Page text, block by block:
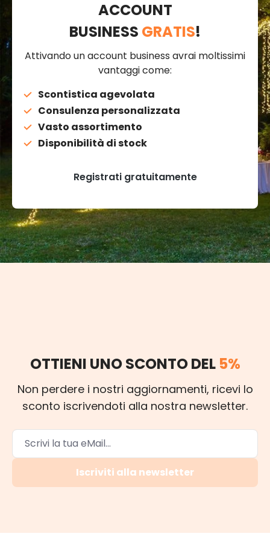
ACCOUNT
BUSINESS GRATIS!
Attivando un account business avrai moltissimi
vantaggi come:
Scontistica agevolata
Consulenza personalizzata
Vasto assortimento
Disponibilità di stock
Registrati gratuitamente
OTTIENI UNO SCONTO DEL 5%
Non perdere i nostri aggiornamenti, ricevi lo
sconto iscrivendoti alla nostra newsletter.
Iscriviti alla newsletter